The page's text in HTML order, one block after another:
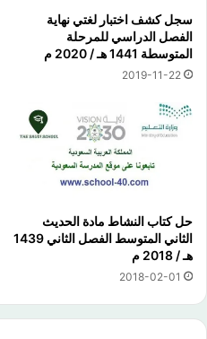
سجل كشف اختبار لغتي نهاية
الفصل الدراسي للمرحلة
المتوسطة 1441 هـ / 2020 م
2019-11-22
حل كتاب النشاط مادة الحديث
الثاني المتوسط الفصل الثاني 1439
هـ / 2018 م
2018-02-01